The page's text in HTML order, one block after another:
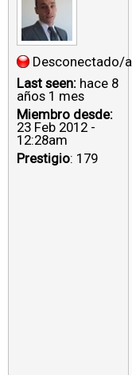
Desconectado/a
Last seen: hace 8
años 1 mes
Miembro desde:
23 Feb 2012 -
12:28am
Prestigio: 179